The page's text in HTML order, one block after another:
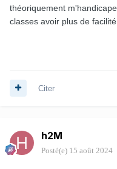
théoriquement
classes avoir plus de
Citer
h2M
Posté(e) 15 août 2024